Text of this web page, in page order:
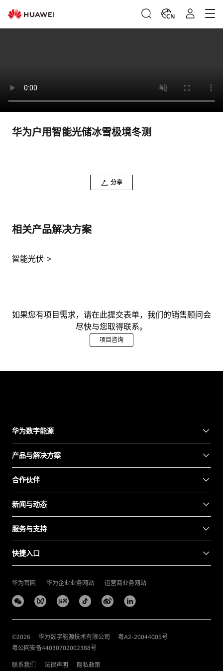
CN
华为户用智能光储冰雪极境冬测
分享
相关产品解决方案
智能光伏
如果您有项目需求，请在此提交表单，我们的销售顾问会
尽快与您取得联系。
项目咨询
华为数字能源
产品与解决方案
合作伙伴
新闻与动态
服务与支持
快捷入口
华为官网 华为企业业务网站 运营商业务网站
©2026 华为数字能源技术有限公司
粤A2-20044005号
粤公网安备44030702002388号
联系我们 法律声明 隐私政策